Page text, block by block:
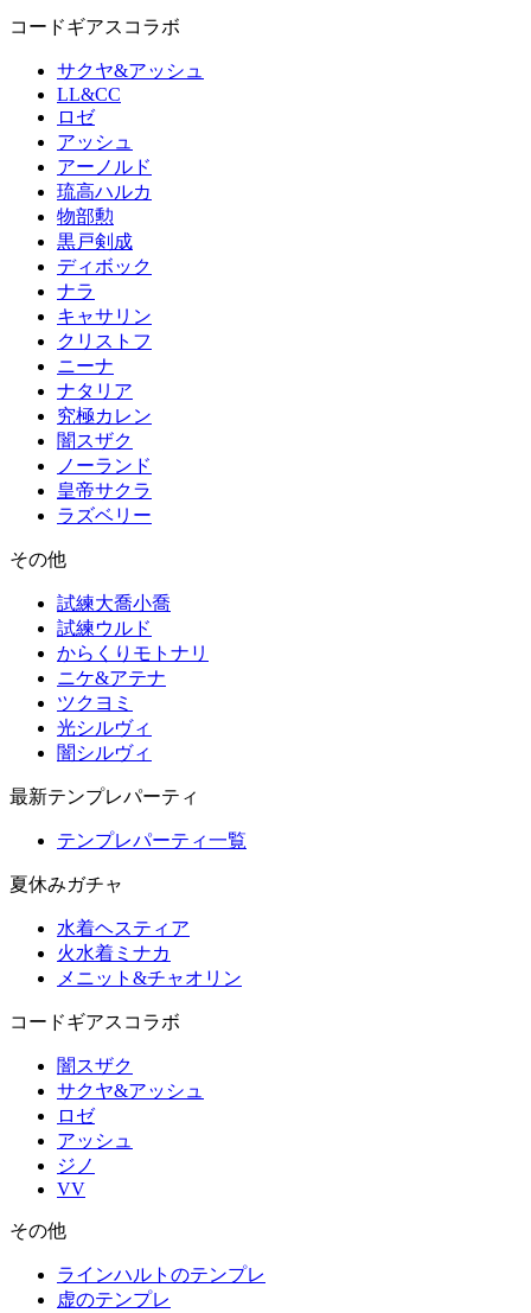
コードギアスコラボ
サクヤ&アッシュ
LL&CC
ロゼ
アッシュ
アーノルド
琉高ハルカ
物部勲
黒戸剣成
ディボック
ナラ
キャサリン
クリストフ
ニーナ
ナタリア
究極カレン
闇スザク
ノーランド
皇帝サクラ
ラズベリー
その他
試練大喬小喬
試練ウルド
からくりモトナリ
ニケ&アテナ
ツクヨミ
光シルヴィ
闇シルヴィ
最新テンプレパーティ
テンプレパーティ一覧
夏休みガチャ
水着ヘスティア
火水着ミナカ
メニット&チャオリン
コードギアスコラボ
闇スザク
サクヤ&アッシュ
ロゼ
アッシュ
ジノ
VV
その他
ラインハルトのテンプレ
虚のテンプレ